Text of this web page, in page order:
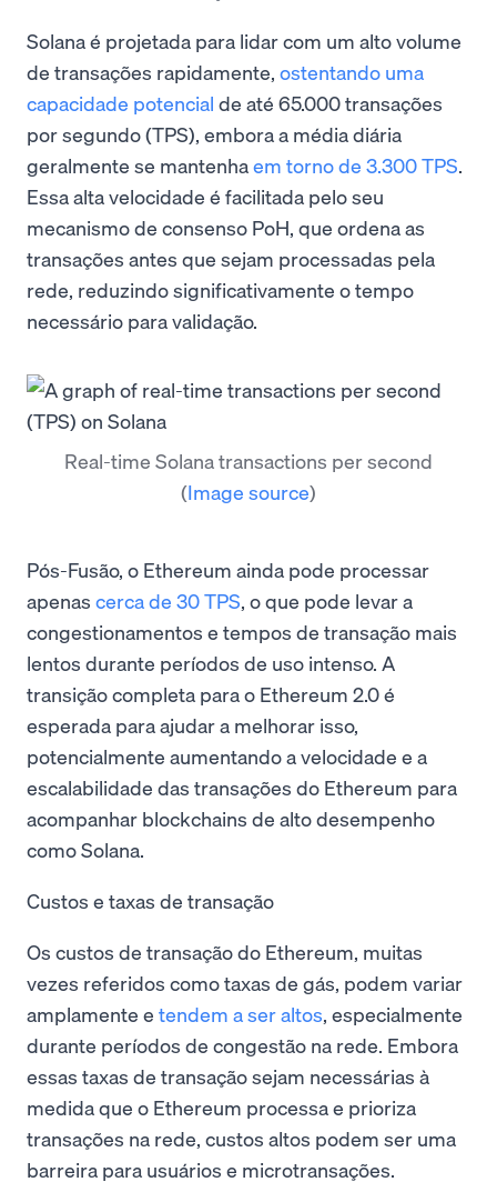
Solana é projetada para lidar com um alto volume
de transações rapidamente, ostentando uma
capacidade potencial de até 65.000 transações
por segundo (TPS), embora a média diária
geralmente se mantenhaem torno de 3.300 TPS.
Essa alta velocidade é facilitada pelo seu
mecanismo de consenso PoH, que ordena as
transações antes que sejam processadas pela
rede, reduzindo significativamente o tempo
necessário para validação.
Real-time Solana transactions per second
(Image source)
Pós-Fusão, o Ethereum ainda pode processar
apenas cerca de 30 TPS, o que pode levar a
congestionamentos e tempos de transação mais
lentos durante períodos de uso intenso. A
transição completa para o Ethereum 2.0 é
esperada para ajudar a melhorar isso,
potencialmente aumentando a velocidade e a
escalabilidade das transações do Ethereum para
acompanhar blockchains de alto desempenho
como Solana.
Custos e taxas de transação
Os custos de transação do Ethereum, muitas
vezes referidos como taxas de gás, podem variar
amplamente e tendem a ser altos, especialmente
durante períodos de congestão na rede. Embora
essas taxas de transação sejam necessárias à
medida que o Ethereum processa e prioriza
transações na rede, custos altos podem ser uma
barreira para usuários e microtransações.